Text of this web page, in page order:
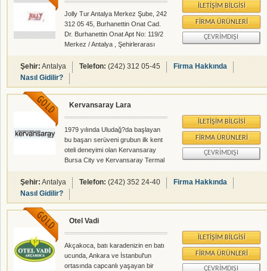
Jolly Tur Antalya Merkez Şube, 242
312 05 45, Burhanettin Onat Cad.
Dr. Burhanettin Onat Apt No: 119/2
Merkez / Antalya , Şehirlerarası
Seyahat - Seyahat Acenteleri -
Turizm Danışmanları -
rehberalem.com alanlarında faliyet
gösteren firmamızdır.
İLETIŞIM BILGISI
FIRMA ÜRÜNLERI
ÇEVRIMDIŞI
Şehir:Antalya Telefon:(242) 312 05-45
Firma Hakkında
Nasıl Gidilir?
Kervansaray Lara
1979 yılında Uludağ?da başlayan
bu başarı serüveni grubun ilk kent
oteli deneyimi olan Kervansaray
Bursa City ve Kervansaray Termal
Oteli ile başladı. Profesonelliği ve
kalitesiyle kısa zamanda efeler
diyarında duyulan Kervansaray,
Bodrum?da göz kamaştıran bir
yamaçta Halikarnas balıkçısının
elinden çıkmış dev mısralar gibi
yerini aldı. Ardından Türkiye?nin
duruşuna avant garde bir girişle
Kervansaray Lara açıldı. Ve
İLETIŞIM BILGISI
FIRMA ÜRÜNLERI
ÇEVRIMDIŞI
Şehir:Antalya Telefon:(242) 352 24-40
Firma Hakkında
Nasıl Gidilir?
Otel Vadi
Akçakoca, batı karadenizin en batı
ucunda, Ankara ve İstanbul'un
ortasında capcanlı yaşayan bir
İLETIŞIM BILGISI
FIRMA ÜRÜNLERI
ÇEVRIMDIŞI